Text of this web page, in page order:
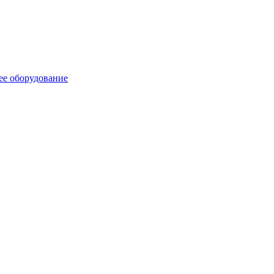
оборудование